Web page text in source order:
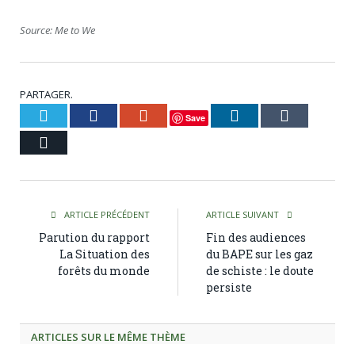
Source: Me to We
PARTAGER.
Twitter Facebook Google+
Save LinkedIn
ARTICLE PRÉCÉDENT
Parution du rapport
La Situation des
forêts du monde
ARTICLE SUIVANT
Fin des audiences
du BAPE sur les gaz
de schiste : le doute
persiste
ARTICLES SUR LE MÊME THÈME